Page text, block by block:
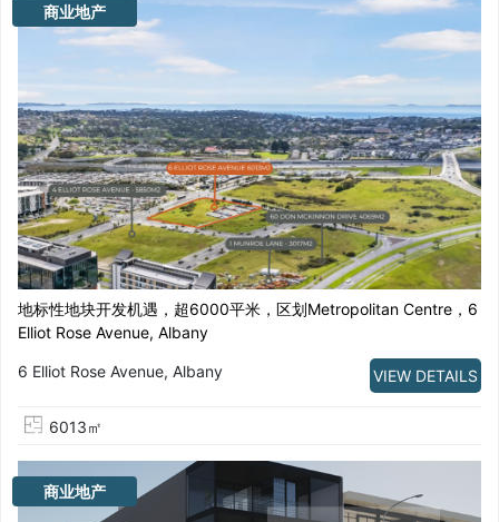
商业地产
地标性地块开发机遇，超6000平米，区划Metropolitan Centre，6
Elliot Rose Avenue, Albany
6 Elliot Rose Avenue, Albany VIEW DETAILS
6013㎡
商业地产